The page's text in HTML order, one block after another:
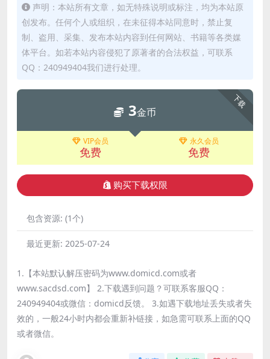
声明：本站所有文章，如无特殊说明或标注，均为本站原
创发布。任何个人或组织，在未征得本站同意时，禁止复
制、盗用、采集、发布本站内容到任何网站、书籍等各类媒
体平台。如若本站内容侵犯了原著者的合法权益，可联系
QQ：240949404我们进行处理。
下载
3金币
VIP会员
免费
永久会员
免费
购买下载权限
包含资源: (1个)
最近更新: 2025-07-24
1.【本站默认解压密码为www.domicd.com或者
www.sacdsd.com】 2.下载遇到问题？可联系客服QQ：
240949404或微信：domicd反馈。 3.如遇下载地址丢失或者失
效的，一般24小时内都会重新补链接，如急需可联系上面的QQ
或者微信。